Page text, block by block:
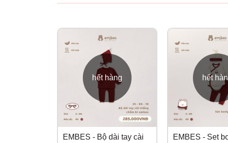
hết hàng
EMBES - Bộ dài tay cài
hết
EMBES - Set